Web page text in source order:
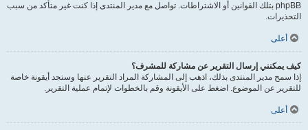
phpBB بتلك القوانين أو الاشتراطات. تواصل مع مدير المنتدى إذا كنت غير متأكد من سبب
التحذيرات.
أعلى
كيف يمكنني إرسال التقرير عن مشاركة للمشرف؟
إذا سمح مدير المنتدى بذلك، اذهب إلى المشاركة المراد التقرير عنها وستجد أيقونة خاصة
للتقرير عن الموضوع. اضغط على الأيقونة وقم بالخطوات لإتمام عملية التقرير.
أعلى